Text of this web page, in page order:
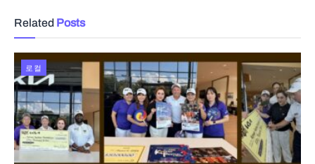
Related Posts
로컬